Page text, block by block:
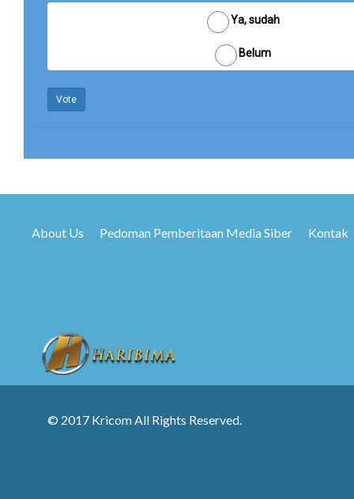
Ya, sudah
Belum
Vote
About Us Pedoman Pemberitaan Media Siber Kontak
© 2017 Kricom All Rights Reserved.